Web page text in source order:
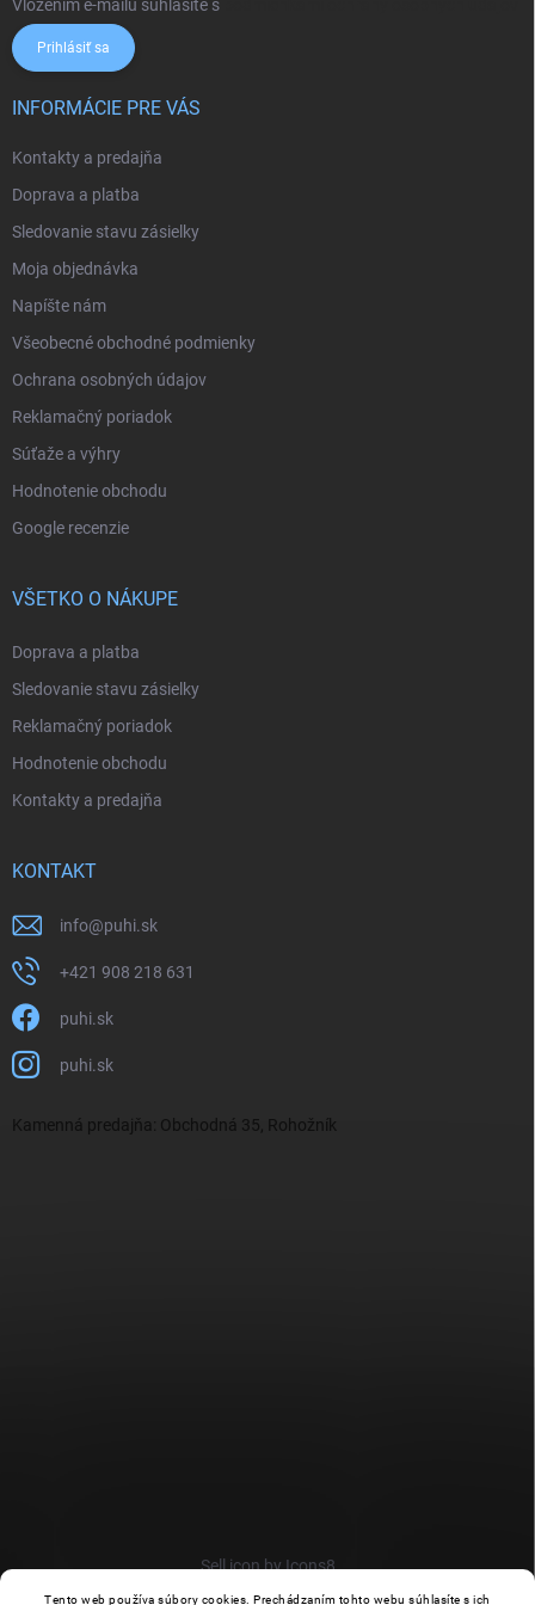
Tento web používa súbory cookies. Prechádzaním tohto webu súhlasíte s ich
Vložením e-mailu súhlasíte s
Prihlásiť sa
INFORMÁCIE PRE VÁS
Kontakty a predajňa
Doprava a platba
Sledovanie stavu zásielky
Moja objednávka
Napíšte nám
Všeobecné obchodné podmienky
Ochrana osobných údajov
Reklamačný poriadok
Súťaže a výhry
Hodnotenie obchodu
Google recenzie
VŠETKO O NÁKUPE
Doprava a platba
Sledovanie stavu zásielky
Reklamačný poriadok
Hodnotenie obchodu
Kontakty a predajňa
KONTAKT
info@puhi.sk
+421 908 218 631
puhi.sk
puhi.sk
Kamenná predajňa: Obchodná 35, Rohožník
Sell icon by Icons8